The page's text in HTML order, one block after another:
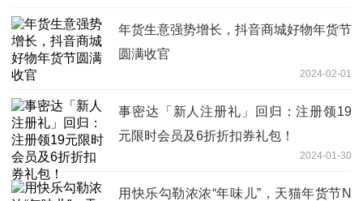
年货生意强势增长，抖音商城好物年货节
圆满收官
2024-02-01
事密达「新人注册礼」回归：注册领19
元限时会员及6折折扣券礼包！
2024-01-30
用快乐勾勒浓浓“年味儿”，天猫年货节N